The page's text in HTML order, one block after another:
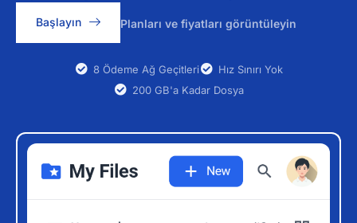
Başlayın Planları ve fiyatları görüntüleyin
8 Ödeme Ağ Geçitleri
Hız Sınırı Yok
200 GB'a Kadar Dosya